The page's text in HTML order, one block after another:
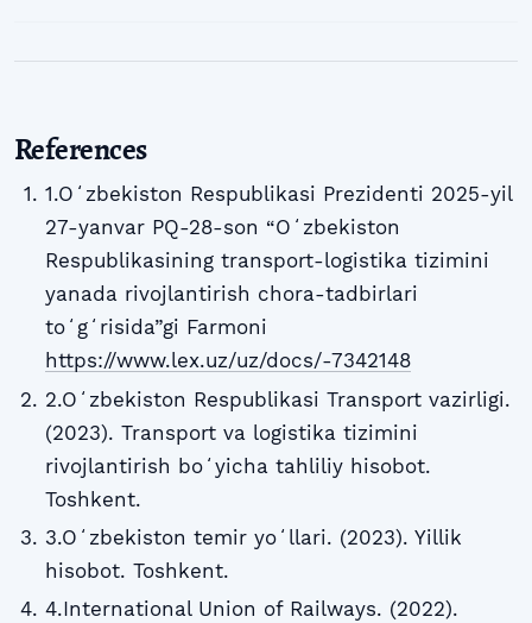
References
1.Oʻzbekiston Respublikasi Prezidenti 2025-yil
27-yanvar PQ-28-son “Oʻzbekiston
Respublikasining transport-logistika tizimini
yanada rivojlantirish chora-tadbirlari
toʻgʻrisida”gi Farmoni
https://www.lex.uz/uz/docs/-7342148
2.Oʻzbekiston Respublikasi Transport vazirligi.
(2023). Transport va logistika tizimini
rivojlantirish boʻyicha tahliliy hisobot.
Toshkent.
3.Oʻzbekiston temir yoʻllari. (2023). Yillik
hisobot. Toshkent.
4.International Union of Railways. (2022).